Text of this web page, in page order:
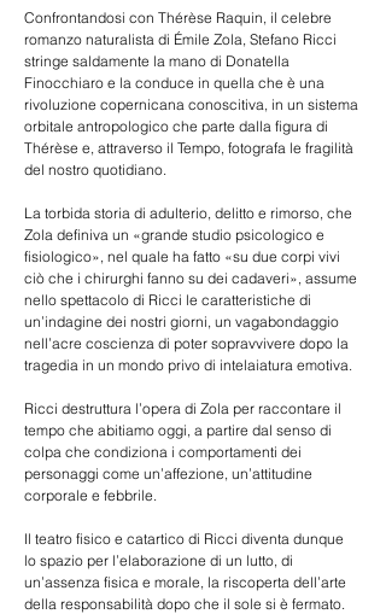
Confrontandosi con Thérèse Raquin, il celebre
romanzo naturalista di Émile Zola, Stefano Ricci
stringe saldamente la mano di Donatella
Finocchiaro e la conduce in quella che è una
rivoluzione copernicana conoscitiva, in un sistema
orbitale antropologico che parte dalla figura di
Thérèse e, attraverso il Tempo, fotografa le fragilità
del nostro quotidiano.
La torbida storia di adulterio, delitto e rimorso, che
Zola definiva un «grande studio psicologico e
fisiologico», nel quale ha fatto «su due corpi vivi
ciò che i chirurghi fanno su dei cadaveri», assume
nello spettacolo di Ricci le caratteristiche di
un’indagine dei nostri giorni, un vagabondaggio
nell’acre coscienza di poter sopravvivere dopo la
tragedia in un mondo privo di intelaiatura emotiva.
Ricci destruttura l’opera di Zola per raccontare il
tempo che abitiamo oggi, a partire dal senso di
colpa che condiziona i comportamenti dei
personaggi come un’affezione, un’attitudine
corporale e febbrile.
Il teatro fisico e catartico di Ricci diventa dunque
lo spazio per l’elaborazione di un lutto, di
un’assenza fisica e morale, la riscoperta dell’arte
della responsabilità dopo che il sole si è fermato.